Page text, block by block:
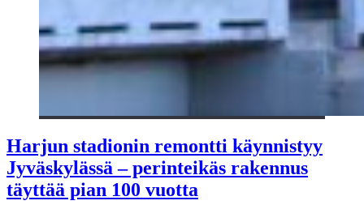
Harjun stadionin remontti käynnistyy
Jyväskylässä – perinteikäs rakennus
täyttää pian 100 vuotta